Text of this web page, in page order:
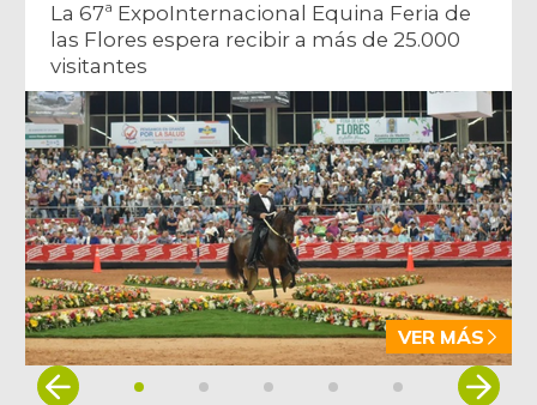
La 67ª ExpoInternacional Equina Feria de
las Flores espera recibir a más de 25.000
visitantes
VER MÁS
Item